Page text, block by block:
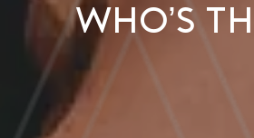
Who’s